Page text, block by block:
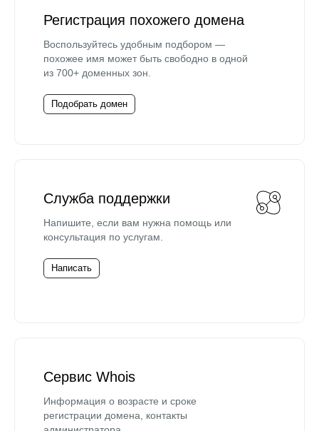
Регистрация похожего домена
Воспользуйтесь удобным подбором —
похожее имя может быть свободно в одной
из 700+ доменных зон.
Подобрать домен
Служба поддержки
Напишите, если вам нужна помощь или
консультация по услугам.
Написать
Сервис Whois
Информация о возрасте и сроке
регистрации домена, контакты